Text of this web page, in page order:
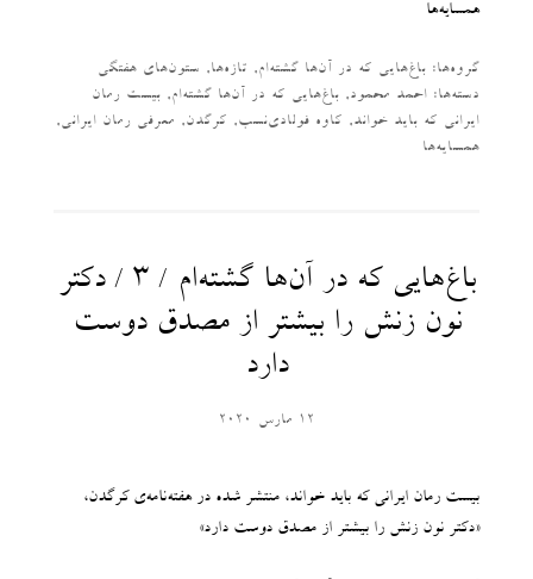
همسایه‌ها
گروه‌ها: باغ‌هایی که در آن‌ها گشته‌ام, تازه‌ها, ستون‌های هفتگی
دسته‌‌ها: احمد محمود, باغ‌هایی که در آن‌ها گشته‌ام, بیست رمان
ایرانی که باید خواند, کاوه فولادی‌نسب, کرگدن, معرفی رمان ایرانی,
همسایه‌ها
باغ‌هایی که در آن‌ها گشته‌ام / ۳ / دکتر
نون زنش را بیشتر از مصدق دوست
دارد
12 مارس 2020
بیست رمان ایرانی که باید خواند، منتشر شده در هفته‌نامه‌ی کرگدن،
«دکتر نون زنش را بیشتر از مصدق دوست دارد»